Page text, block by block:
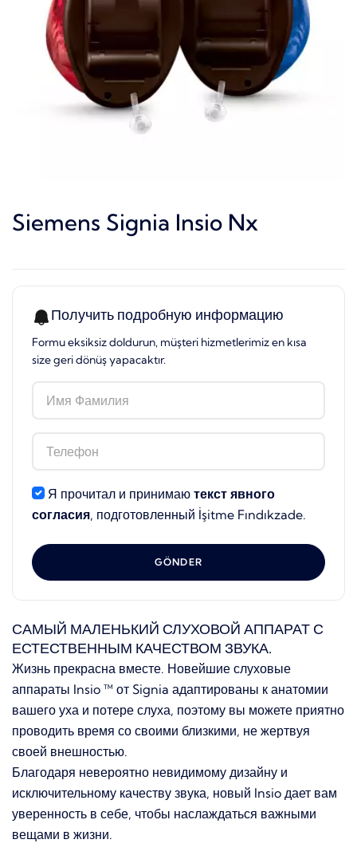
Siemens Signia Insio Nx
Получить подробную информацию
Formu eksiksiz doldurun, müşteri hizmetlerimiz en kısa
size geri dönüş yapacaktır.
Я прочитал и принимаю текст явного
согласия, подготовленный İşitme Fındıkzade.
GÖNDER
САМЫЙ МАЛЕНЬКИЙ СЛУХОВОЙ АППАРАТ С
ЕСТЕСТВЕННЫМ КАЧЕСТВОМ ЗВУКА.
Жизнь прекрасна вместе. Новейшие слуховые
аппараты Insio ™ от Signia адаптированы к анатомии
вашего уха и потере слуха, поэтому вы можете приятно
проводить время со своими близкими, не жертвуя
своей внешностью.
Благодаря невероятно невидимому дизайну и
исключительному качеству звука, новый Insio дает вам
уверенность в себе, чтобы наслаждаться важными
вещами в жизни.